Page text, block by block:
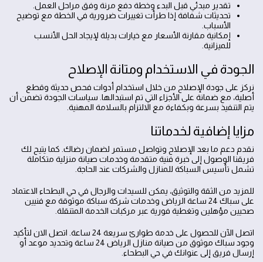
تقدير مبدئي قبل البدء وخطة دفع مرنة وفق مراحل العمل.
تحديثات شفافة إذا طرأت تغييرات ضرورية في الخطة مع توضيح
الأسباب.
إمكانية مقارنة الأسعار مع خيارات بديلة لإيجاد الحل الأنسب
للميزانية.
الجودة في الاستخدام ومتانة الإصلاح
نركز على جودة الإصلاح من خلال استخدام أدوات فحص حديثة وقطع
أصلية، مع ضمانة على الأجزاء التي تم استبدالها. سياسات الجودة تضمن أن
يتم التنفيذ بسرعة وبكفاءة مع الالتزام بالسلامة المهنية.
مزايا إضافية لخدماتنا
نقدم دعم ما بعد الإصلاح وتواصل مستمر لضمان رضاك. كما يتيح لك
فريقنا الوصول إلى خبرة فنية متقدمة وخدمات صيانة منزلية متكاملة
تشمل تأسيس السباكة للمنازل والشركات عند الحاجة.
للمزيد من الثقة والتوثيق، يمكن للسيدات والرجال في حي البطحاء الاعتماد
على سباك 24 ساعة الرياض وخدمات شركة سباكة موثوقة مع فنيين
صحيين مؤهلين وتغطية فورية عبر مركبات الخدمة المتنقلة.
اتصل الآن للحصول على خدمة طوارئ سريعة 24 ساعة. اتصل الان لتأكيد
وجود سباك موثوق من صيانة منازل الرياض 24 ساعة وتحديد موعد أو
إرسال فريق إلى عنوانك في حي البطحاء.